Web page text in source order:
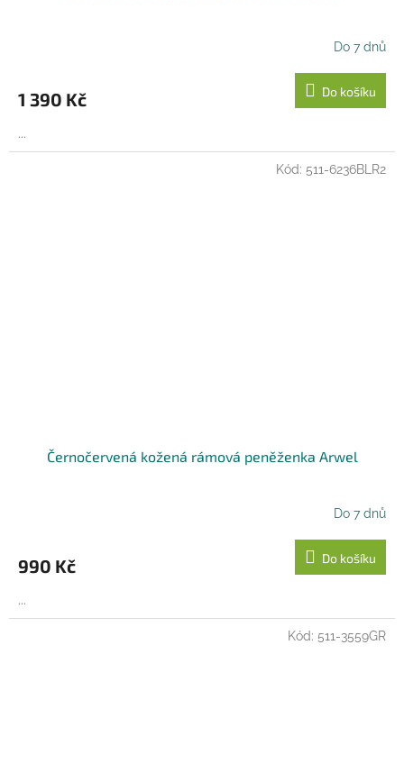
Do 7 dnů
1 390 Kč Do košíku
...
Černočervená kožená rámová peněženka Arwel
Do 7 dnů
990 Kč Do košíku
...
Kód: 511-6236BLR2
Kód: 511-3559GR